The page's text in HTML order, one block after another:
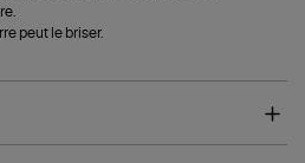
peut le briser.